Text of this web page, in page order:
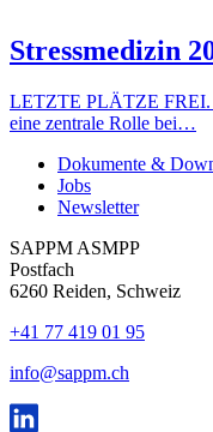
Stressmedizin
LETZTE PLÄTZE FREI.
eine zentrale Rolle bei…
Dokumente &
Jobs
Newsletter
SAPPM ASMPP
Postfach
6260 Reiden, Schweiz
+41 77 419 01 95
info@sappm.ch